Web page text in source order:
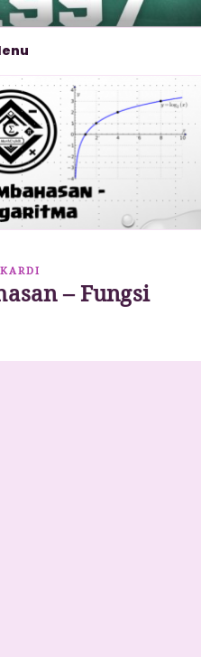
in creating the world – Paul
– Fungsi